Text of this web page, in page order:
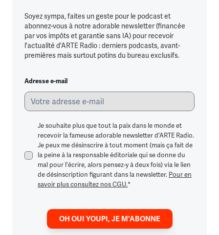
Soyez sympa, faites un geste pour le podcast et
abonnez-vous à notre adorable newsletter (financée
par vos impôts et garantie sans IA) pour recevoir
l'actualité d'ARTE Radio : derniers podcasts, avant-
premières mais surtout potins du bureau exclusifs.
Adresse e-mail
Je souhaite plus que tout la paix dans le monde et
recevoir la fameuse adorable newsletter d'ARTE Radio.
Je peux me désinscrire à tout moment (mais ça fait de
la peine à la responsable éditoriale qui se donne du
mal pour l'écrire, alors pensez-y à deux fois) via le lien
de désinscription figurant dans la newsletter. Pour en
savoir plus consultez nos CGU.*
OH OUI YOUPI, JE M'ABONNE